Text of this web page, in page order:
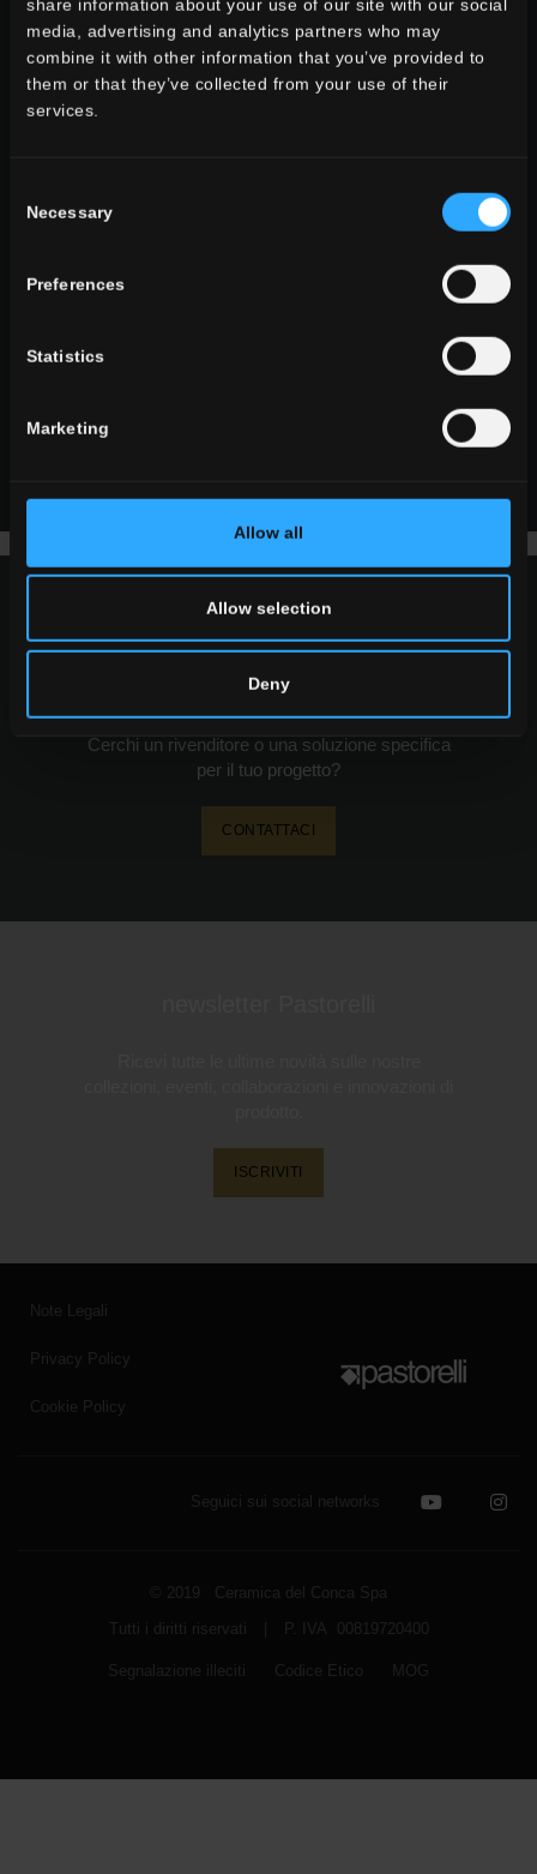
share information about your use of our site with our social
media, advertising and analytics partners who may
combine it with other information that you’ve provided to
them or that they’ve collected from your use of their
services.
Selection
Necessary
Preferences
Statistics
Marketing
Allow all
Allow selection
Deny
pietra look
legno look
cemento look
richiedi informazioni
Desideri maggiori informazioni sui nostri
pavimenti e rivestimenti?
Cerchi un rivenditore o una soluzione specifica
per il tuo progetto?
CONTATTACI
ISCRIVITI
Note Legali
Privacy Policy
Cookie Policy
Seguici sui social networks
© 2019 Ceramica del Conca Spa
Tutti i diritti riservati
P. IVA 00819720400
Segnalazione illeciti Codice Etico MOG